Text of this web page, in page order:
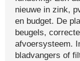
nieuwe in zink,
en budget. De
beugels,
afvoersysteem.
bladvangers of